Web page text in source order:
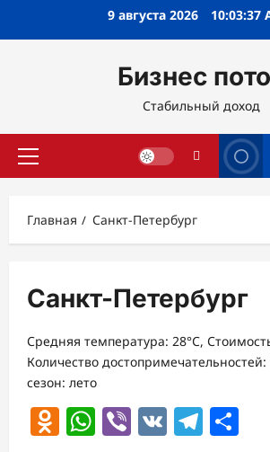
9 августа 2026 10:03:38
Бизнес
Стабильный доход
Основное
Главная Санкт-Петербург
Санкт-Петербург
Средняя температура: 28°C,
Количество
сезон: лето
Odnoklassniki
WhatsApp
Viber
VK